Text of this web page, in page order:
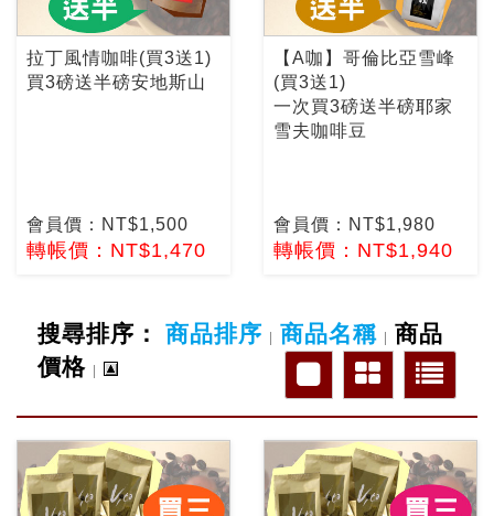
拉丁風情咖啡(買3送1)
買3磅送半磅安地斯山
會員價：NT$1,500
轉帳價：NT$1,470
【A咖】哥倫比亞雪峰
(買3送1)
一次買3磅送半磅耶家
雪夫咖啡豆
會員價：NT$1,980
轉帳價：NT$1,940
搜尋排序： 商品排序 | 商品名稱 | 商品
價格 |